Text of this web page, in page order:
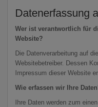
Datenerfassung
Wer ist verantwortlich für
Website?
Die Datenverarbeitung auf
Websitebetreiber. Dessen
Impressum dieser Website
Wie erfassen wir Ihre
Ihre Daten werden zum